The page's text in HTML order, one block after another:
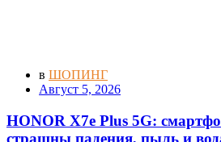
в ШОПИНГ
Август 5, 2026
HONOR X7e Plus 5G:
страшны падения, пыль и